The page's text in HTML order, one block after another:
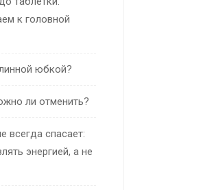
к головной
юбкой?
ли отменить?
всегда спасает:
энергией, а не